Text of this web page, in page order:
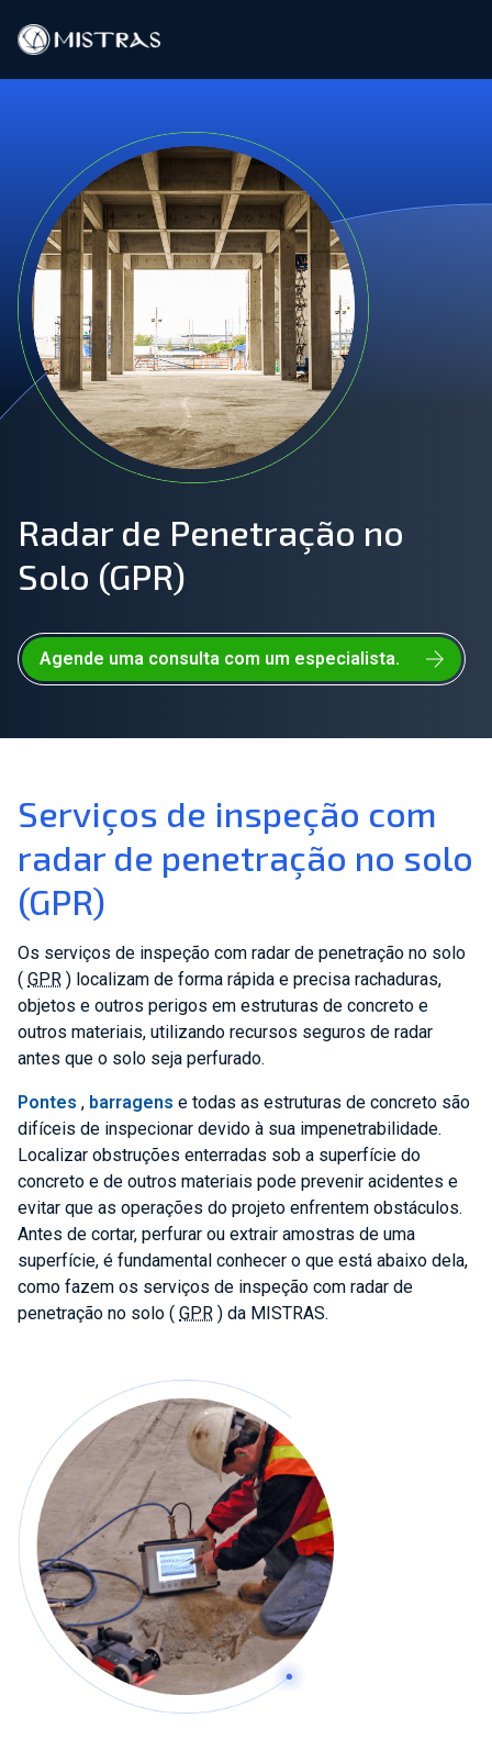
Serviços de Campo
Serviços em laboratório
Produtos
Indústrias
Recursos
Contato
Junte-se à nossa equipe
Sobre nós
PT
Radar de Penetração no
Solo (GPR)
Agende uma consulta com um especialista.
Serviços de inspeção com
radar de penetração no solo
(GPR)
Os serviços de inspeção com radar de penetração no solo
( GPR ) localizam de forma rápida e precisa rachaduras,
objetos e outros perigos em estruturas de concreto e
outros materiais, utilizando recursos seguros de radar
antes que o solo seja perfurado.
Pontes , barragens e todas as estruturas de concreto são
difíceis de inspecionar devido à sua impenetrabilidade.
Localizar obstruções enterradas sob a superfície do
concreto e de outros materiais pode prevenir acidentes e
evitar que as operações do projeto enfrentem obstáculos.
Antes de cortar, perfurar ou extrair amostras de uma
superfície, é fundamental conhecer o que está abaixo dela,
como fazem os serviços de inspeção com radar de
penetração no solo ( GPR ) da MISTRAS.